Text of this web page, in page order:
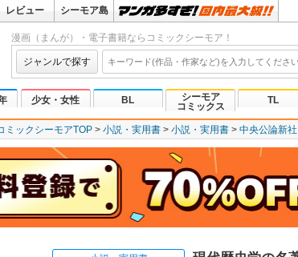
レビュー シーモア島
漫画（まんが）・電子書籍ならコミックシーモア！
ジャンルで探す
少女・女性 BL
シーモア
コミックス
TL
ミックシーモアTOP 小説・実用書 小説・実用書 中央公論新社